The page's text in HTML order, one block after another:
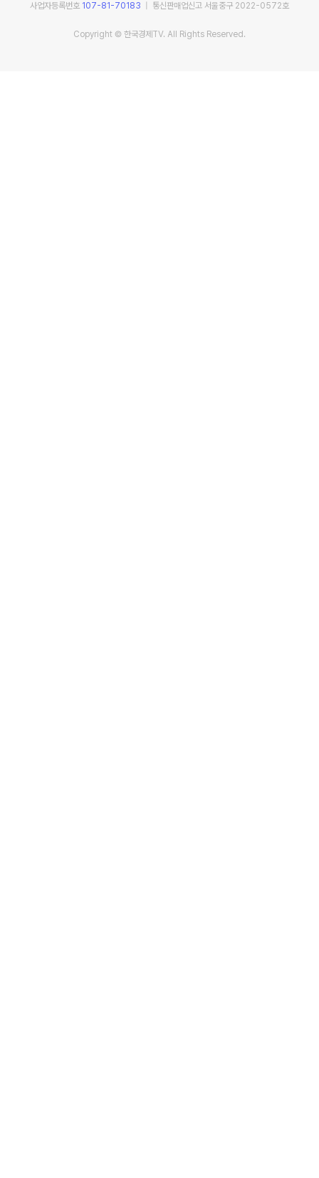
사업자등록번호 107-81-70183 | 통신판매업신고 서울중구 2022-0572호
Copyright © 한국경제TV. All Rights Reserved.